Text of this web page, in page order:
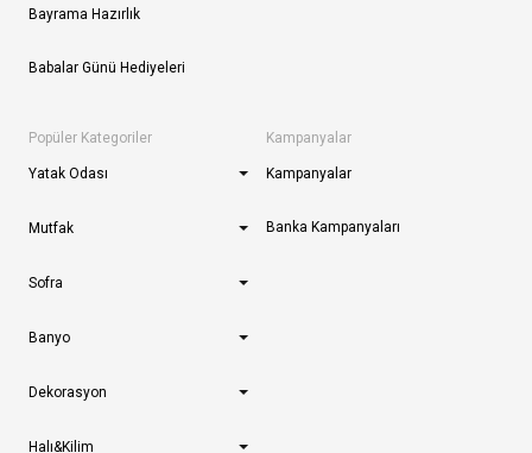
Bayrama Hazırlık
Babalar Günü Hediyeleri
Popüler Kategoriler
Yatak Odası
Mutfak
Sofra
Banyo
Dekorasyon
Halı&Kilim
Kampanyalar
Kampanyalar
Banka Kampanyaları